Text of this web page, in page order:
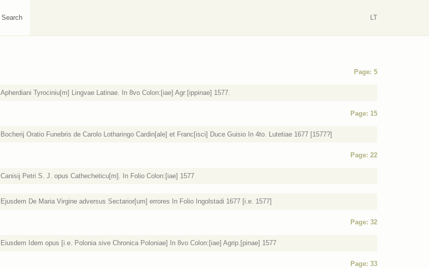
Search LT
Page: 5
Apherdiani Tyrociniu[m] Lingvae Latinae. In 8vo Colon:[iae] Agr:[ippinae] 1577.
Page: 15
Bocherij Oratio Funebris de Carolo Lotharingo Cardin[ale] et Franc[isci] Duce Guisio In 4to. Lutetiae 1677 [1577?]
Page: 22
Canisij Petri S. J. opus Cathecheticu[m]. In Folio Colon:[iae] 1577
Ejusdem De Maria Virgine adversus Sectarior[um] errores In Folio Ingolstadi 1677 [i.e. 1577]
Page: 32
Eiusdem Idem opus [i.e. Polonia sive Chronica Poloniae] In 8vo Colon:[iae] Agrip.[pinae] 1577
Page: 33